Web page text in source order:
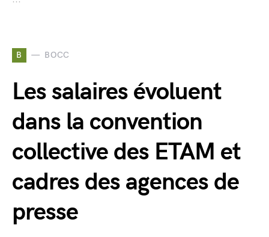
B BOCC
Les salaires évoluent
dans la convention
collective des ETAM et
cadres des agences de
presse